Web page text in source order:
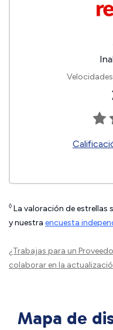
◊ La valoración de estrellas
y nuestra encuesta
¿Trabajas para un
colaborar en la
Mapa de